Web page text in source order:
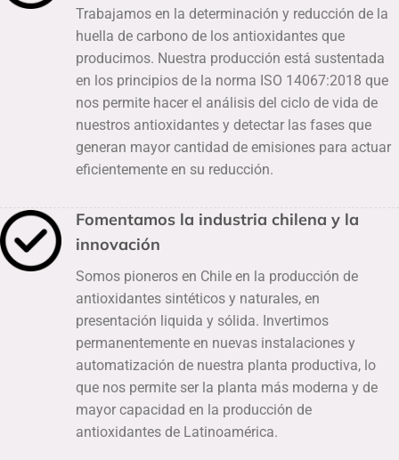
Trabajamos en la determinación y reducción de la
huella de carbono de los antioxidantes que
producimos. Nuestra producción está sustentada
en los principios de la norma ISO 14067:2018 que
nos permite hacer el análisis del ciclo de vida de
nuestros antioxidantes y detectar las fases que
generan mayor cantidad de emisiones para actuar
eficientemente en su reducción.
Fomentamos la industria chilena y la
innovación
Somos pioneros en Chile en la producción de
antioxidantes sintéticos y naturales, en
presentación liquida y sólida. Invertimos
permanentemente en nuevas instalaciones y
automatización de nuestra planta productiva, lo
que nos permite ser la planta más moderna y de
mayor capacidad en la producción de
antioxidantes de Latinoamérica.